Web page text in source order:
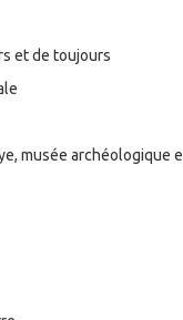
et de toujours
musée archéologique